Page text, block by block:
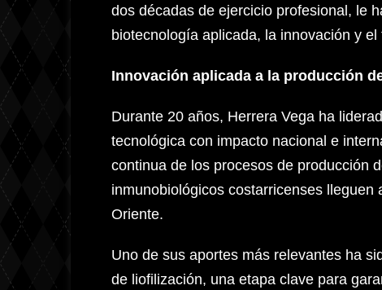
dos décadas de ejercicio profesional, le
biotecnología aplicada, la innovación y
Innovación aplicada a la producción
Durante 20 años, Herrera Vega ha
tecnológica con impacto nacional e
continua de los procesos de producción
inmunobiológicos costarricenses
Oriente.
Uno de sus aportes más relevantes ha
de liofilización, una etapa clave para